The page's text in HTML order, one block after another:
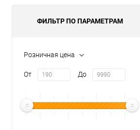
ФИЛЬТР ПО ПАРАМЕТРАМ
Розничная цена
От До